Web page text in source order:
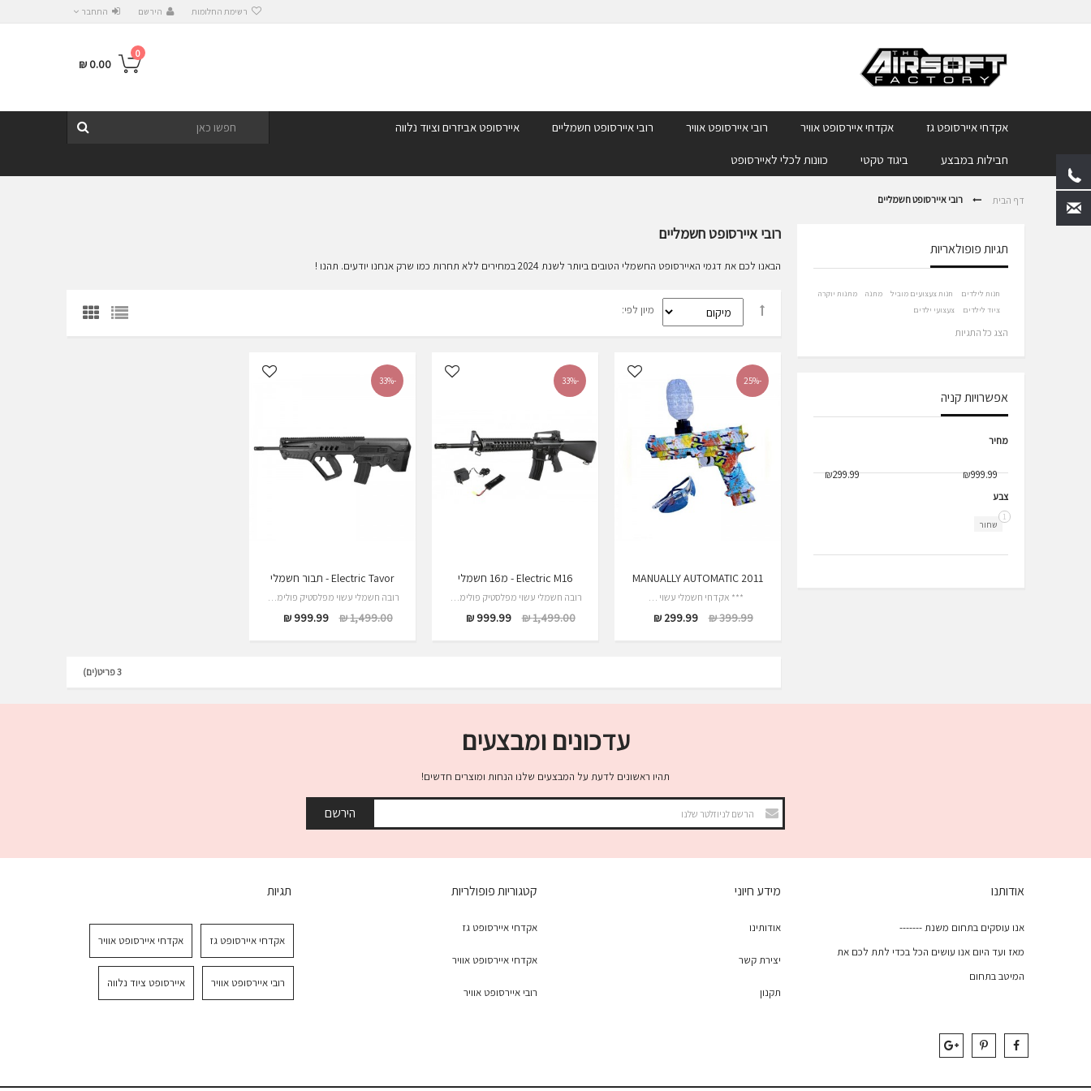
רשימת החלומות הירשם התחבר
0
0.00 ₪
אקדחי איירסופט גז אקדחי איירסופט אוויר רובי איירסופט אוויר רובי איירסופט חשמליים איירסופט אביזרים וציוד נלווה
חבילות במבצע ביגוד טקטי כוונות לכלי לאיירסופט
דף הבית רובי איירסופט חשמליים
רובי איירסופט חשמליים
הבאנו לכם את דגמי האיירסופט החשמלי הטובים ביותר לשנת 2024 במחירים ללא תחרות כמו שרק אנחנו יודעים. תהנו !
מיון לפי
-25%
MANUALLY AUTOMATIC 2011
*** אקדחי חשמלי עשוי …
399.99 ₪
299.99 ₪
-33%
Electric M16 - מ16 חשמלי
רובה חשמלי עשוי מפלסטיק פולימרי עובד על ידי…
1,499.00 ₪
999.99 ₪
-33%
Electric Tavor - תבור חשמלי
רובה חשמלי עשוי מפלסטיק פולימרי עובד על ידי…
1,499.00 ₪
999.99 ₪
3 פריט(ים)
תגיות פופולאריות
חנות לילדים חנות צעצועים מוביל מתנה
מתנות יוקרה
ציוד לילדים
צעצועי ילדים
הצג כל התגיות
אפשרויות קניה
מחיר
צבע
שחור
1
עדכונים ומבצעים
תהיו ראשונים לדעת על המבצעים שלנו הנחות ומוצרים חדשים!
הירשם
אודותנו
אנו עוסקים בתחום משנת -------
מאז ועד היום אנו עושים הכל בכדי לתת לכם את
המיטב בתחום
מידע חיוני
אודותינו
יצירת קשר
תקנון
קטגוריות פופולריות
אקדחי איירסופט גז
אקדחי איירסופט אוויר
רובי איירסופט אוויר
תגיות
אקדחי איירסופט גז אקדחי איירסופט אוויר
רובי איירסופט אוויר איירסופט ציוד נלווה